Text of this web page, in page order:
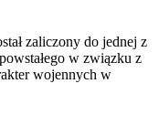
zaliczony do jednej z
powstałego w związku z
wojennych w